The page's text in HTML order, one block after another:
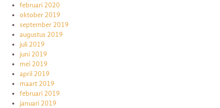
februari 2020
oktober 2019
september 2019
augustus 2019
juli 2019
juni 2019
mei 2019
april 2019
maart 2019
februari 2019
januari 2019